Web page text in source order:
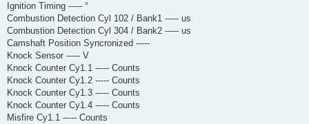
Ignition Timing ----- °
Combustion Detection Cyl 102 / Bank1 ----- us
Combustion Detection Cyl 304 / Bank2 ----- us
Camshaft Position Syncronized -----
Knock Sensor ----- V
Knock Counter Cy1.1 ----- Counts
Knock Counter Cy1.2 ----- Counts
Knock Counter Cy1.3 ----- Counts
Knock Counter Cy1.4 ----- Counts
Misfire Cy1.1 ----- Counts